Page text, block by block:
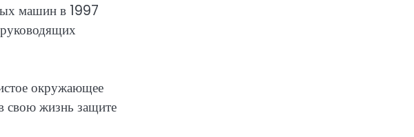
машин в 1997
окружающее
свою жизнь защите